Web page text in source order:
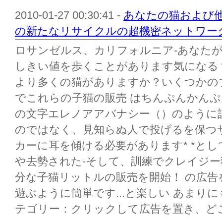
2010-01-27 00:30:41 - あなたの猫および
の新たなリサイクルの超機密ネットワー
ロサンゼルス、カリフォルニア-あなた
しきい値を歩くことがあります気にな
より多くの猫がありますか？いくつか
でこれらの子猫の販売 はちんぷんかん
の文字エレノアアバナシー（）のよう
のではなく、見知らぬ人で投げるを保
カーに耳を傾ける必要があります* *と
や去勢された-そして、訓練でクレイジ
分な子猫リットルの販売を開始！ の広
遊ぶように簡単です...と楽しい あまり
テゴリー：クリックして広告を置き、